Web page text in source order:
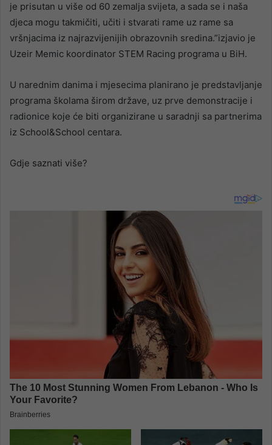
je prisutan u više od 60 zemalja svijeta, a sada se i naša
djeca mogu takmičiti, učiti i stvarati rame uz rame sa
vršnjacima iz najrazvijenijih obrazovnih sredina.”izjavio je
Uzeir Memic koordinator STEM Racing programa u BiH.
U narednim danima i mjesecima planirano je predstavljanje
programa školama širom države, uz prve demonstracije i
radionice koje će biti organizirane u saradnji sa partnerima
iz School&School centara.
Gdje saznati više?